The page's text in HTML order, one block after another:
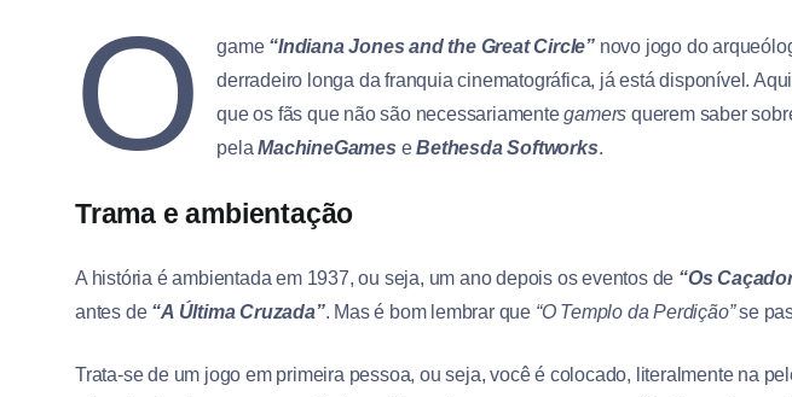
O game “Indiana Jones and the Great Circle” novo jogo do
derradeiro longa da franquia cinematográfica, já está disponível.
que os fãs que não são necessariamentegamers querem saber
pelaMachineGames eBethesda Softworks.
Trama e ambientação
A história é ambientada em 1937, ou seja, um ano depois os eventos de “Os
antes de “A Última Cruzada”. Mas é bom lembrar que “O Templo da Perdição”se
Trata-se de um jogo em primeira pessoa, ou seja, você é colocado, literalmente na